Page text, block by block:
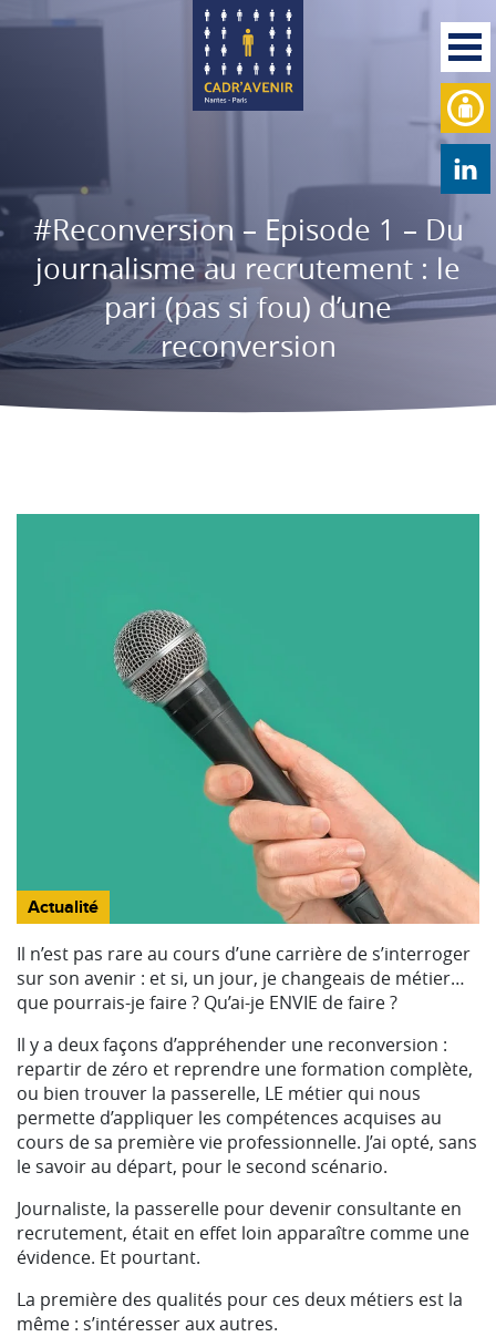
#Reconversion – Episode 1 – Du
journalisme au recrutement : le
pari (pas si fou) d’une
reconversion
Actualité
Il n’est pas rare au cours d’une carrière de s’interroger
sur son avenir : et si, un jour, je changeais de métier…
que pourrais-je faire ? Qu’ai-je ENVIE de faire ?
Il y a deux façons d’appréhender une reconversion :
repartir de zéro et reprendre une formation complète,
ou bien trouver la passerelle, LE métier qui nous
permette d’appliquer les compétences acquises au
cours de sa première vie professionnelle. J’ai opté, sans
le savoir au départ, pour le second scénario.
Journaliste, la passerelle pour devenir consultante en
recrutement, était en effet loin apparaître comme une
évidence. Et pourtant.
La première des qualités pour ces deux métiers est la
même : s’intéresser aux autres.